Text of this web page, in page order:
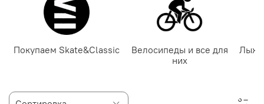
Покупаем Skate&Classic
Велосипеды и все для
них